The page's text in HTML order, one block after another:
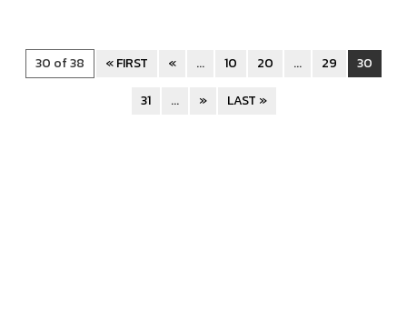
30 of 38 « FIRST « ... 10 20 ... 29
30
31
... » LAST »